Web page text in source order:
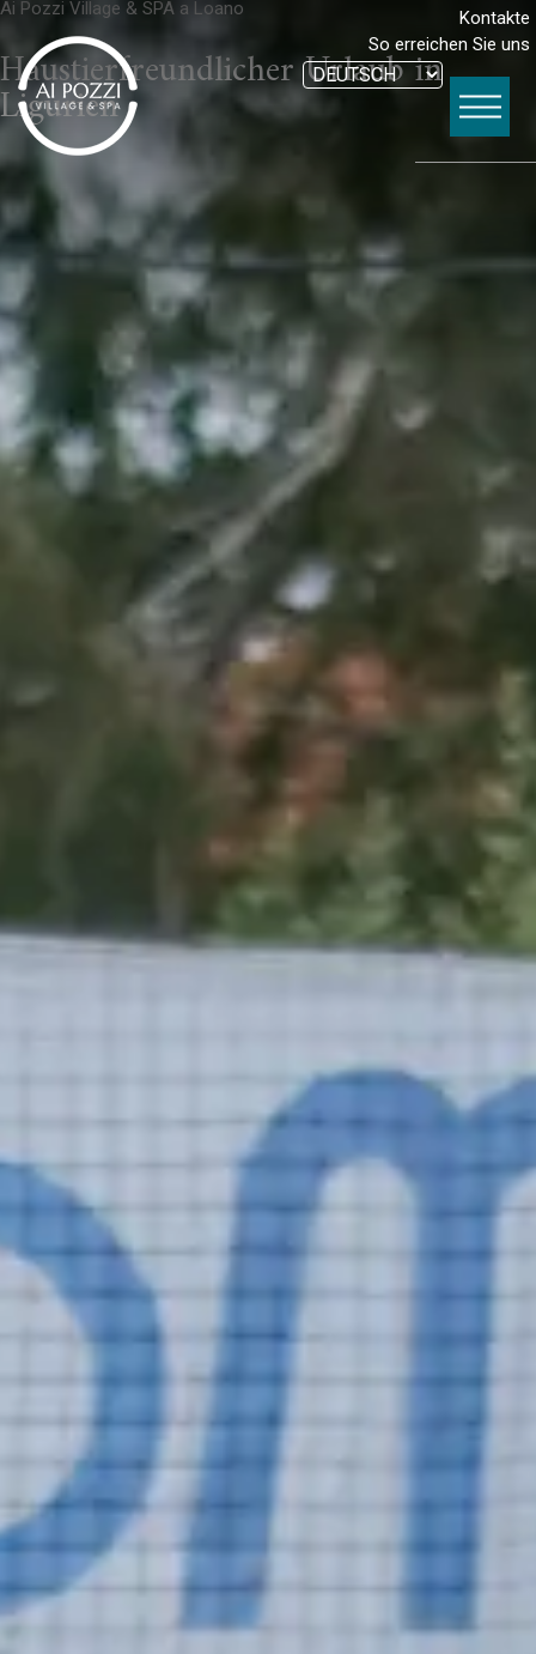
Kontakte
So erreichen Sie uns
Ai Pozzi Village & SPA a Loano
Haustierfreundlicher Urlaub in
Ligurien